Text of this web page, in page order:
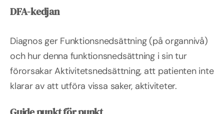
DFA-kedjan
Diagnos ger Funktionsnedsättning (på organnivå)
och hur denna funktionsnedsättning i sin tur
förorsakar Aktivitetsnedsättning, att patienten inte
klarar av att utföra vissa saker, aktiviteter.